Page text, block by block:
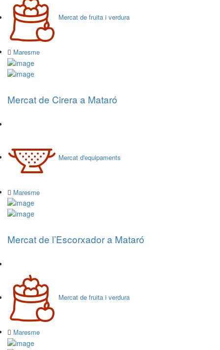
Mercat de fruita i verdura
Maresme
Mercat de Cirera a Mataró
Mercat d'equipaments
Maresme
Mercat de l’Escorxador a Mataró
Mercat de fruita i verdura
Maresme